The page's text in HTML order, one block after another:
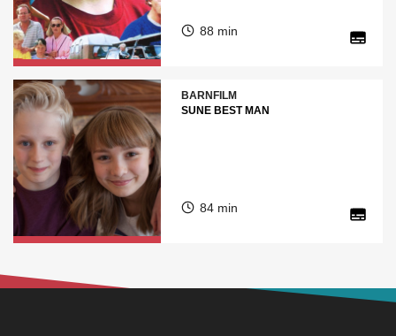
88 min
BARNFILM
SUNE BEST MAN
84 min